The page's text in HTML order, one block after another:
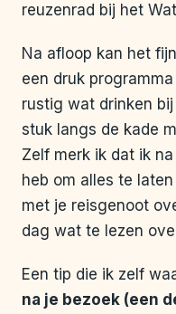
reuzenrad bij het
Na afloop kan het
een druk
rustig wat drinken
stuk langs de kade
Zelf merk ik dat ik
heb om alles te
met je reisgenoot
dag wat te lezen
Een tip die ik zelf
na je bezoek (een